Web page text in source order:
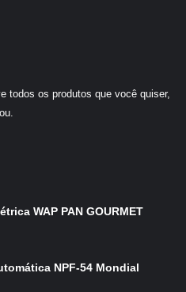
todos os produtos que você quiser,
WAP PAN GOURMET
NPF-54 Mondial